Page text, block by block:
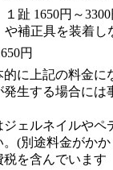
１趾 1650円～
や補正具を装着し
円
に上記の料金に
発生する場合には
ェルネイルやペ
。(別途料金がか
を含んでいます